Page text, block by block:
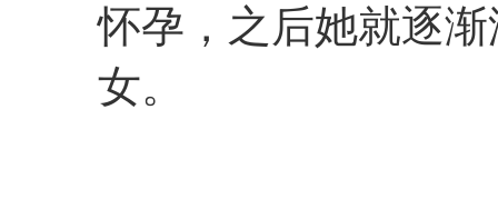
怀孕，之后她就逐
女。